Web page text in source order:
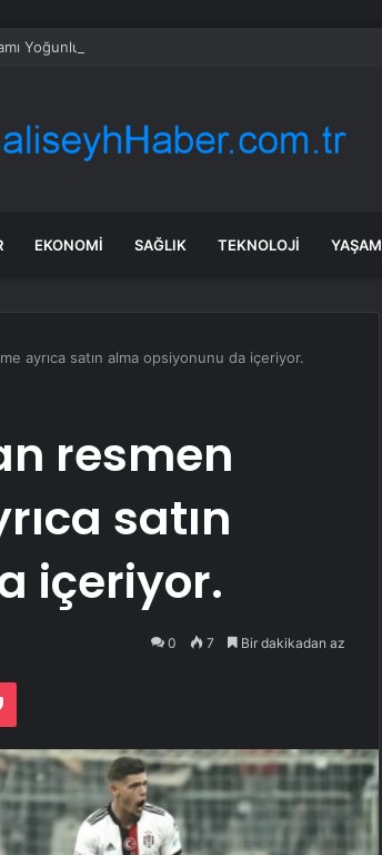
Yoğunluğu
EKONOMI SAĞLIK TEKNOLOJI YAŞAM
ayrıca satın alma opsiyonunu da içeriyor.
resmen
satın
içeriyor.
0 7 Bir dakikadan az
Pocket